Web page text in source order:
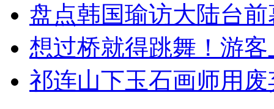
盘点韩国瑜访大陆台
想过桥就得跳舞！游客
祁连山下玉石画师用